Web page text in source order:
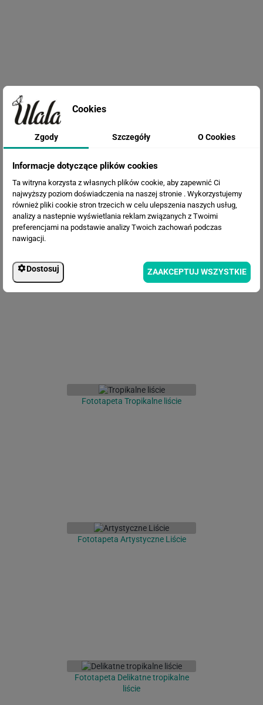
Fototapeta Liście na betonie
Fototapeta Tropikalne liście
Fototapeta Artystyczne Liście
Fototapeta Delikatne tropikalne
liście
Cookies
Zgody Szczegóły O Cookies
Informacje dotyczące plików cookies
Ta witryna korzysta z własnych plików cookie, aby zapewnić Ci
najwyższy poziom doświadczenia na naszej stronie . Wykorzystujemy
również pliki cookie stron trzecich w celu ulepszenia naszych usług,
analizy a nastepnie wyświetlania reklam związanych z Twoimi
preferencjami na podstawie analizy Twoich zachowań podczas
nawigacji.
Dostosuj ZAAKCEPTUJ WSZYSTKIE